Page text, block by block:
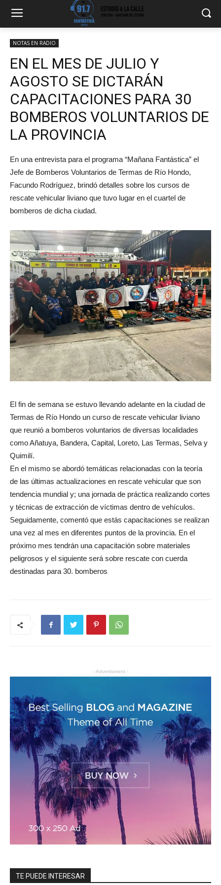
NOTAS EN RADIO
EN EL MES DE JULIO Y
AGOSTO SE DICTARÁN
CAPACITACIONES PARA 30
BOMBEROS VOLUNTARIOS DE
LA PROVINCIA
En una entrevista para el programa “Mañana Fantástica” el
Jefe de Bomberos Voluntarios de Termas de Río Hondo,
Facundo Rodríguez, brindó detalles sobre los cursos de
rescate vehicular liviano que tuvo lugar en el cuartel de
bomberos de dicha ciudad.
El fin de semana se estuvo llevando adelante en la ciudad de
Termas de Río Hondo un curso de rescate vehicular liviano
que reunió a bomberos voluntarios de diversas localidades
como Añatuya, Bandera, Capital, Loreto, Las Termas, Selva y
Quimilí.
En el mismo se abordó temáticas relacionadas con la teoría
de las últimas actualizaciones en rescate vehicular que son
tendencia mundial y; una jornada de práctica realizando cortes
y técnicas de extracción de víctimas dentro de vehículos.
Seguidamente, comentó que estás capacitaciones se realizan
una vez al mes en diferentes puntos de la provincia. En el
próximo mes tendrán una capacitación sobre materiales
peligrosos y el siguiente será sobre rescate con cuerda
destinadas para 30. bomberos
- Advertisment -
TE PUEDE INTERESAR